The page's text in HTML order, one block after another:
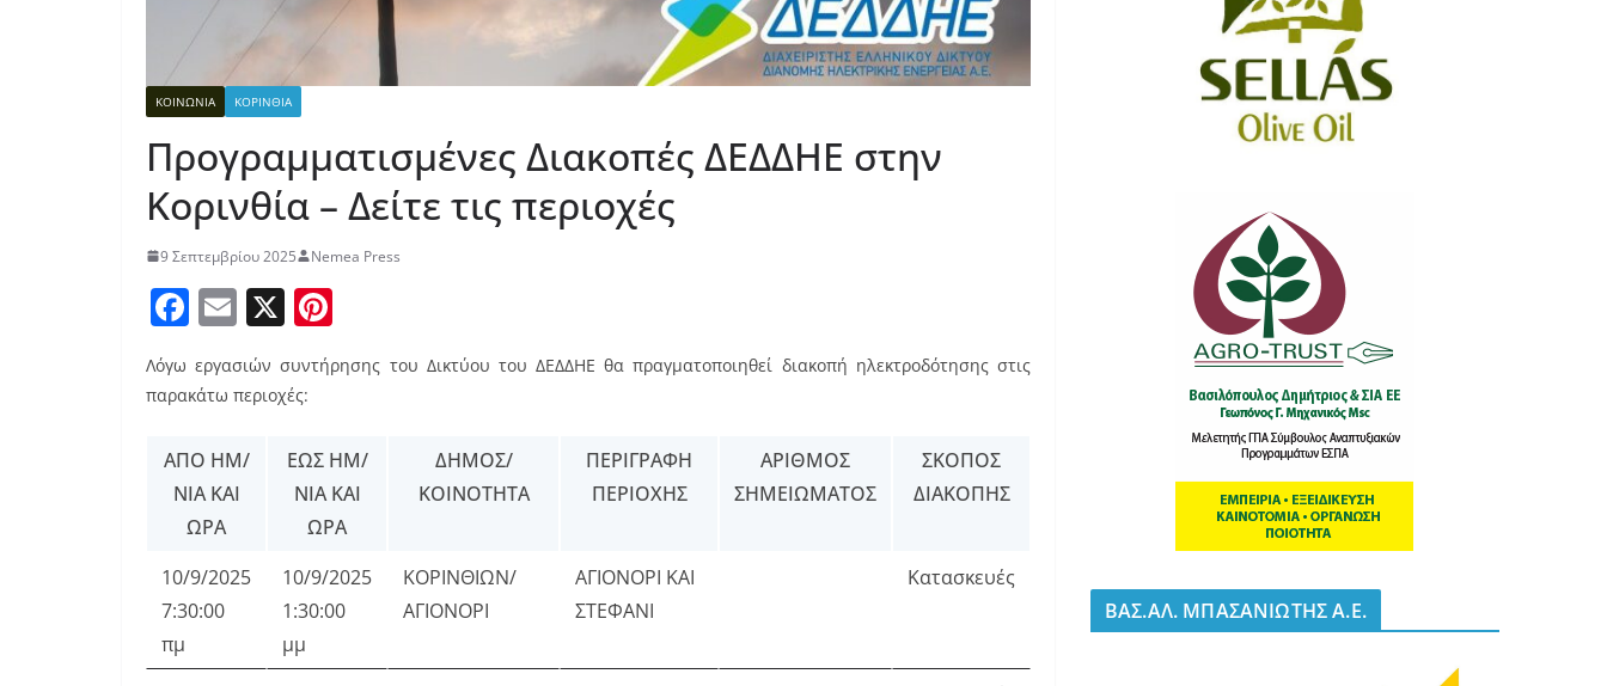
ΚΟΙΝΩΝΙΑ ΚΟΡΙΝΘΙΑ
Προγραμματισμένες Διακοπές ΔΕΔΔΗΕ στην
Κορινθία – Δείτε τις περιοχές
9 Σεπτεμβρίου 2025 Nemea Press
F
c
b
o
o
k
E
m
ai
X
er
st
Λόγω εργασιών συντήρησης του Δικτύου του ΔΕΔΔΗΕ θα πραγματοποιηθεί διακοπή ηλεκτροδότησης στις
παρακάτω περιοχές:
ΑΠΌ ΗΜ/
ΝΊΑ ΚΑΙ
ΏΡΑ
ΈΩΣ ΗΜ/
ΝΊΑ ΚΑΙ
ΏΡΑ
ΔΉΜΟΣ/
ΚΟΙΝΌΤΗΤΑ
ΠΕΡΙΓΡΑΦΉ
ΠΕΡΙΟΧΉΣ
ΑΡΙΘΜΌΣ
ΣΗΜΕΙΏΜΑΤΟΣ
ΣΚΟΠΌΣ
ΔΙΑΚΟΠΉΣ
10/9/2025
7:30:00
πμ
10/9/2025
1:30:00
μμ
ΚΟΡΙΝΘΙΩΝ/
ΑΓΙΟΝΟΡΙ
ΑΓΙΟΝΟΡΙ ΚΑΙ
ΣΤΕΦΑΝΙ
Κατασκευές
BΑΣ.ΑΛ. ΜΠΑΣΑΝΙΩΤΗΣ Α.Ε.